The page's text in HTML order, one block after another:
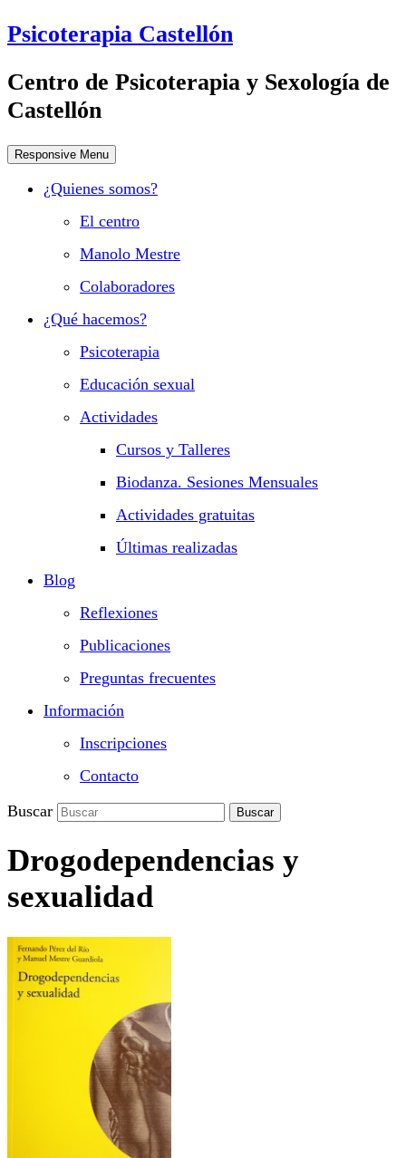
Psicoterapia Castellón
Centro de Psicoterapia y Sexología de
Castellón
Responsive Menu
¿Quienes somos?
El centro
Manolo Mestre
Colaboradores
¿Qué hacemos?
Psicoterapia
Educación sexual
Actividades
Cursos y Talleres
Biodanza. Sesiones Mensuales
Actividades gratuitas
Últimas realizadas
Blog
Reflexiones
Publicaciones
Preguntas frecuentes
Información
Inscripciones
Contacto
Buscar
Drogodependencias y
sexualidad